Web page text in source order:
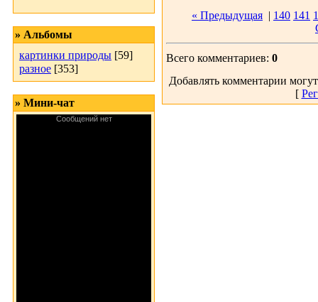
» Альбомы
картинки природы [59]
разное [353]
» Мини-чат
« Предыдущая | 140 141
Всего комментариев: 0
Добавлять комментарии
[